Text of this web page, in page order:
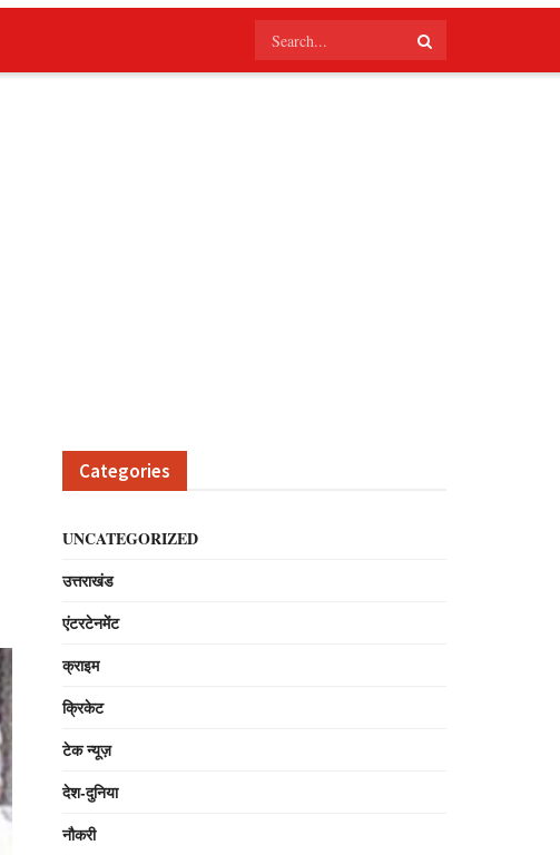
Categories
UNCATEGORIZED
उत्तराखंड
एंटरटेनमेंट
क्राइम
क्रिकेट
टेक न्यूज़
देश-दुनिया
नौकरी